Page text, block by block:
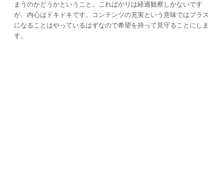
まうのかどうかということ。こればかりは経過観察しかないです
が、内心はドキドキです。コンテンツの充実という意味ではプラス
になることはやっているはずなので希望を持って見守ることにしま
す。